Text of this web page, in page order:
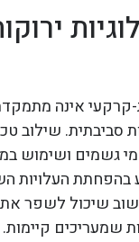
קרקעי אינה
שילוב
גשמים ושימוש
בהפחתת העלויות
שיכול לשפר
שמעריכים קיימות.